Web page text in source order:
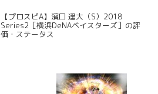
【プロスピA】濱口 遥大（S）2018
Series2［横浜DeNAベイスターズ］の評
価・ステータス